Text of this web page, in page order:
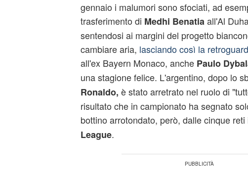
gennaio i malumori sono sfociati, ad
trasferimento di Medhi Benatia all'Al
sentendosi ai margini del progetto
cambiare aria, lasciando così la
all'ex Bayern Monaco, anche Paulo
una stagione felice. L'argentino, dopo lo
Ronaldo, è stato arretrato nel ruolo di
risultato che in campionato ha segnato
bottino arrotondato, però, dalle cinque reti
League.